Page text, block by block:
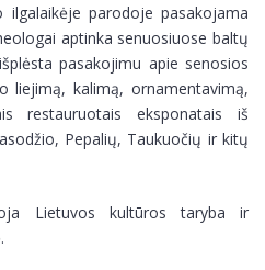
ilgalaikėje parodoje pasakojama
aptinka senuosiuose baltų
pasakojimu apie senosios
liejimą, kalimą, ornamentavimą,
restauruotais eksponatais iš
Pepalių, Taukuočių ir kitų
Lietuvos kultūros taryba ir